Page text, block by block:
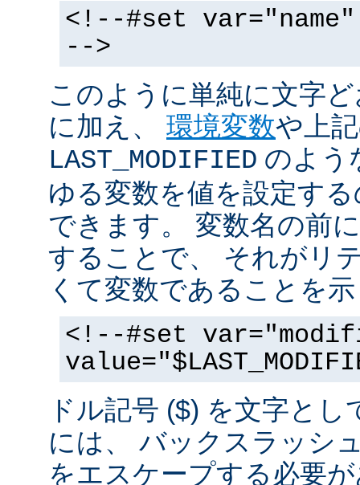
<!--#set
-->
このように単純に文字
に加え、 環境変数や上
LAST_MODIFIED のよう
ゆる変数を値を設定す
できます。 変数名の前
することで、 それがリ
くて変数であることを
<!--#set
ドル記号 ($) を文字と
には、 バックスラッシ
をエスケープする必要